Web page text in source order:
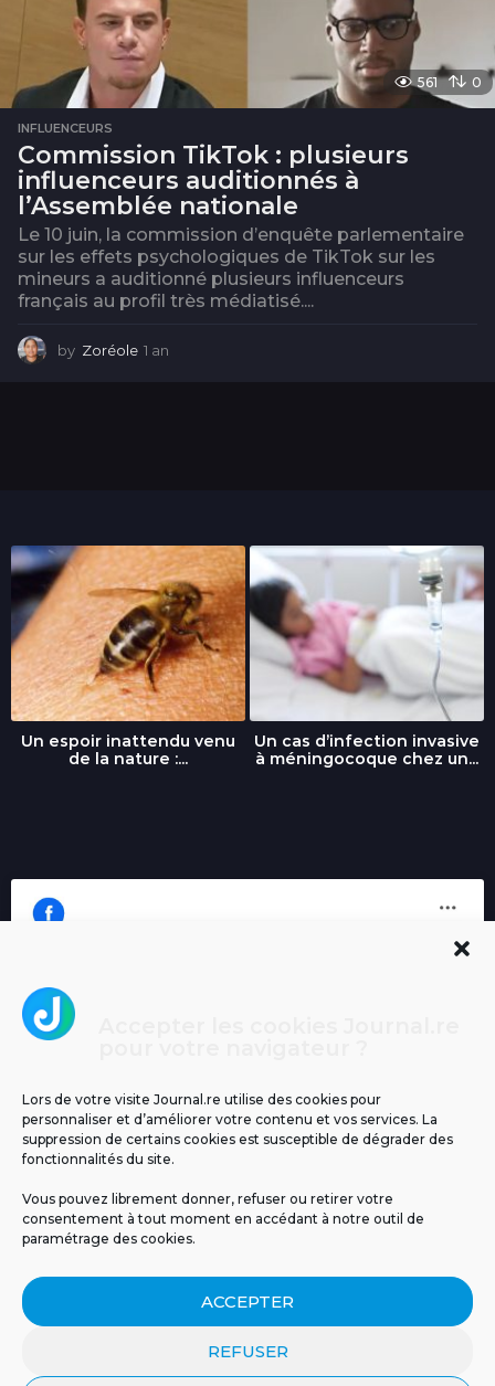
Lors de votre visite Journal.re utilise des cookies pour
personnaliser et d’améliorer votre contenu et vos services. La
suppression de certains cookies est susceptible de dégrader des
fonctionnalités du site.
Vous pouvez librement donner, refuser ou retirer votre
consentement à tout moment en accédant à notre outil de
paramétrage des cookies.
ACCEPTER
REFUSER
561 0
INFLUENCEURS
Commission TikTok : plusieurs
influenceurs auditionnés à
l’Assemblée nationale
Le 10 juin, la commission d’enquête parlementaire
sur les effets psychologiques de TikTok sur les
mineurs a auditionné plusieurs influenceurs
français au profil très médiatisé....
by Zoréole 1 an
Un espoir inattendu venu
de la nature :...
Un cas d’infection invasive
à méningocoque chez un...
MENTIONS LÉGALES PUBLICITÉ
BLOG
NOS ÉMISSIONS
POLITIQUE DE CONFIDENTIALITÉ
CONTACT